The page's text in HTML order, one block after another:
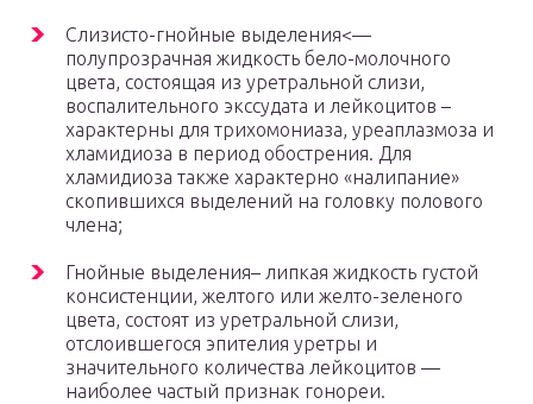
Слизисто-гнойные выделения<—
полупрозрачная жидкость бело-молочного
цвета, состоящая из уретральной слизи,
воспалительного экссудата и лейкоцитов –
характерны для трихомониаза, уреаплазмоза и
хламидиоза в период обострения. Для
хламидиоза также характерно «налипание»
скопившихся выделений на головку полового
члена;
Гнойные выделения– липкая жидкость густой
консистенции, желтого или желто-зеленого
цвета, состоят из уретральной слизи,
отслоившегося эпителия уретры и
значительного количества лейкоцитов —
наиболее частый признак гонореи.